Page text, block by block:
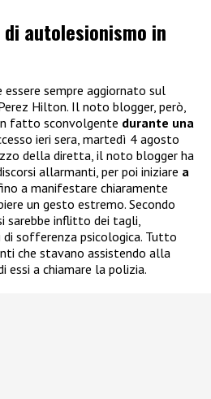
autolesionismo in
sempre aggiornato sul
Hilton. Il noto blogger, però,
fatto sconvolgente durante una
ieri sera, martedì 4 agosto
della diretta, il noto blogger ha
allarmanti, per poi iniziare a
a manifestare chiaramente
un gesto estremo. Secondo
inflitto dei tagli,
sofferenza psicologica. Tutto
che stavano assistendo alla
essi a chiamare la polizia.